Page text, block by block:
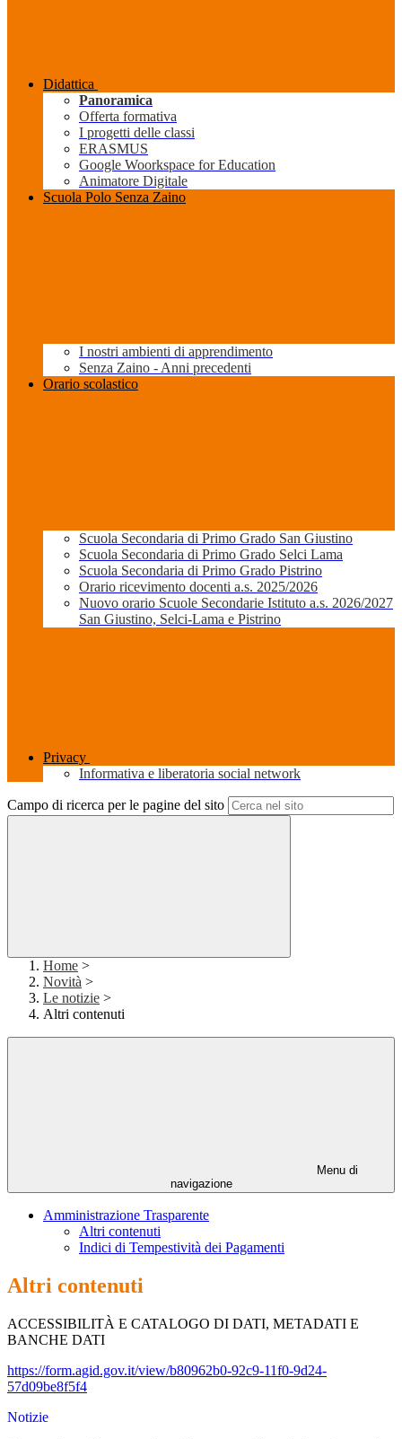
Didattica
Panoramica
Offerta formativa
I progetti delle classi
ERASMUS
Google Woorkspace for Education
Animatore Digitale
Scuola Polo Senza Zaino
I nostri ambienti di apprendimento
Senza Zaino - Anni precedenti
Orario scolastico
Scuola Secondaria di Primo Grado San Giustino
Scuola Secondaria di Primo Grado Selci Lama
Scuola Secondaria di Primo Grado Pistrino
Orario ricevimento docenti a.s. 2025/2026
Nuovo orario Scuole Secondarie Istituto a.s. 2026/2027
San Giustino, Selci-Lama e Pistrino
Privacy
Informativa e liberatoria social network
Campo di ricerca per le pagine del sito
Home >
Novità >
Le notizie >
Altri contenuti
Menu di
navigazione
Amministrazione Trasparente
Altri contenuti
Indici di Tempestività dei Pagamenti
Altri contenuti
ACCESSIBILITÀ E CATALOGO DI DATI, METADATI E
BANCHE DATI
https://form.agid.gov.it/view/b80962b0-92c9-11f0-9d24-
57d09be8f5f4
Notizie